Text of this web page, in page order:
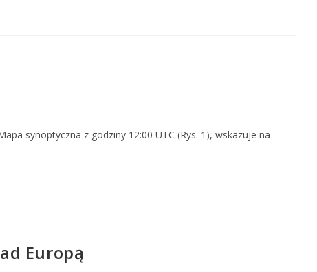
synoptyczna z godziny 12:00 UTC (Rys. 1), wskazuje na
Europą